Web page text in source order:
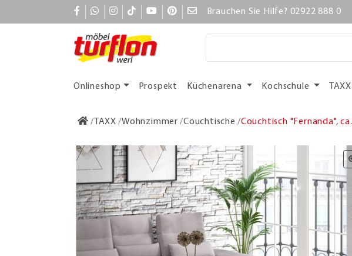
Brauchen Sie Hilfe? 02922 888 0
Onlineshop Prospekt Küchenarena Kochschule TAXX
TAXX Wohnzimmer Couchtische Couchtisch "Fernanda",